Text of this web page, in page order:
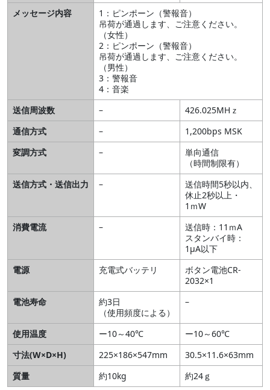
メッセージ内容
1：ピンポーン（警報音）
吊荷が通過します、ご注意ください。
（女性）
2：ピンポーン（警報音）
吊荷が通過します、ご注意ください。
（男性）
3：警報音
4：音楽
送信周波数
–
426.025MHｚ
通信方式
–
1,200bps MSK
変調方式
–
単向通信
（時間制限有）
送信方式・送信出力
–
送信時間5秒以内、
休止2秒以上・
1ｍW
消費電流
–
送信時：11ｍA
スタンバイ時：
1μA以下
電源
充電式バッテリ
ボタン電池CR-
2032×1
電池寿命
約3日
（使用頻度による）
–
使用温度 ー10～40℃
ー10～60℃
寸法(W×D×H)
225×186×547mm
30.5×11.6×63mm
質量
約10kg 約24ｇ